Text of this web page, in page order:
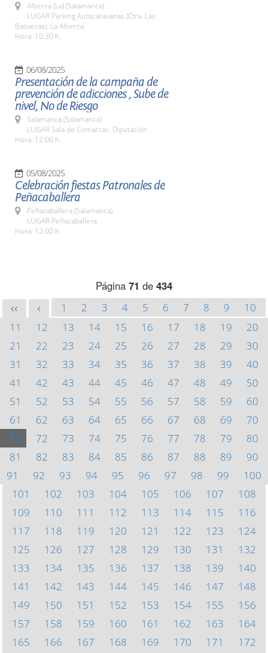
Alberca (La) (Salamanca)
LUGAR Parking Autocaravanas (Ctra. Las
Batuecas). La Alberca
Hora: 10:30 h.
06/08/2025
Presentación de la campaña de
prevención de adicciones , Sube de
nivel, No de Riesgo
Salamanca (Salamanca)
LUGAR Sala de Comarcas. Diputación
Hora: 12:00 h.
05/08/2025
Celebración fiestas Patronales de
Peñacaballera
Peñacaballera (Salamanca)
LUGAR Peñacaballera
Hora: 12:00 h.
Página 71 de 434
<< < 1 2 3 4 5 6 7 8 9
10
11
12 13 14 15 16 17 18 19
20
21
22 23 24 25 26 27 28 29
30
31
32 33 34 35 36 37 38 39
40
41
42 43 44 45 46 47 48 49
50
51
52 53 54 55 56 57 58 59
60
61
62 63 64 65 66 67 68 69
70
71
72 73 74 75 76 77 78 79
80
81
82 83 84 85 86 87 88 89
90
91
92 93 94 95 96 97 98 99
100
101
102 103 104 105 106 107
108
109
110 111 112 113 114 115
116
117
118 119 120 121 122 123
124
125
126 127 128 129 130 131
132
133
134 135 136 137 138 139
140
141
142 143 144 145 146 147
148
149
150 151 152 153 154 155
156
157
158 159 160 161 162 163
164
165
166 167 168 169 170 171
172